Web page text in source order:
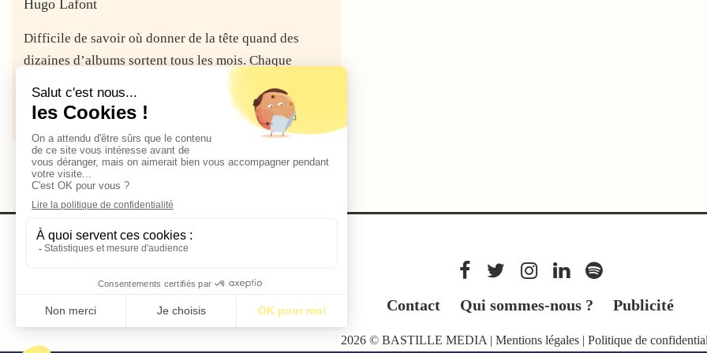
Hugo Lafont
Difficile de savoir où donner de la tête quand des
dizaines d’albums sortent tous les mois. Chaque
Lire la suite
Contact Qui sommes-nous ? Publicité
2026 © BASTILLE MEDIA | Mentions légales| Politique de